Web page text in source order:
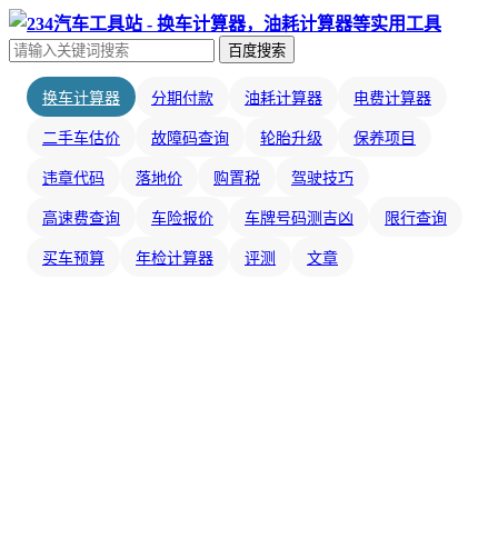
百度搜索
换车计算器 分期付款 油耗计算器 电费计算器
二手车估价 故障码查询 轮胎升级 保养项目
违章代码 落地价 购置税 驾驶技巧
高速费查询 车险报价 车牌号码测吉凶 限行查询
买车预算 年检计算器 评测 文章